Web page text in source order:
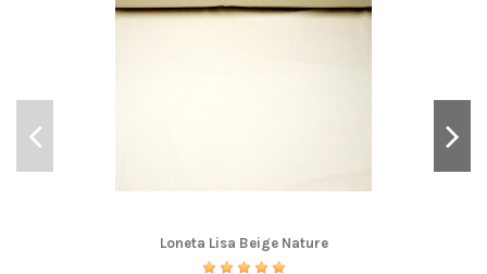
Loneta Lisa Beige Nature